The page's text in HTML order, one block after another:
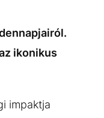
ikonikus
impaktja